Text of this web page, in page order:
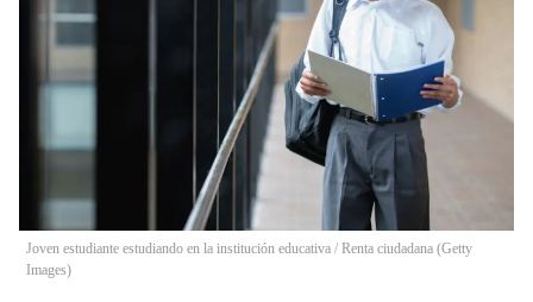
Joven estudiante estudiando en la institución educativa / Renta ciudadana (Getty
Images)